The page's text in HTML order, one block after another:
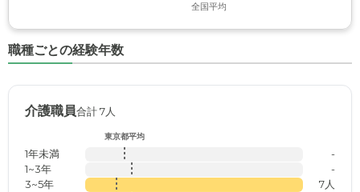
全国平均
職種ごとの経験年数
介護職員合計 7人
東京都平均
1年未満
-
1~3年
-
3~5年
7人